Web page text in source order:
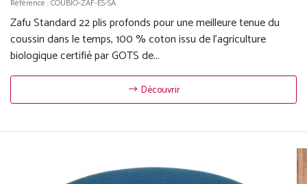
Référence :COUBIO-ZAF-ES-SA
Zafu Standard 22 plis profonds pour une meilleure tenue du
coussin dans le temps, 100 % coton issu de l'agriculture
biologique certifié par GOTS de...
Découvrir